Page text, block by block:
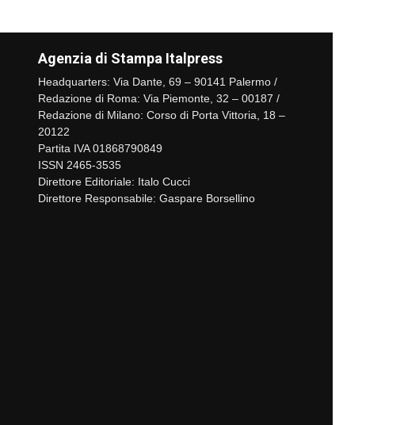
Agenzia di Stampa Italpress
Headquarters: Via Dante, 69 – 90141 Palermo /
Redazione di Roma: Via Piemonte, 32 – 00187 /
Redazione di Milano: Corso di Porta Vittoria, 18 –
20122
Partita IVA 01868790849
ISSN 2465-3535
Direttore Editoriale: Italo Cucci
Direttore Responsabile: Gaspare Borsellino